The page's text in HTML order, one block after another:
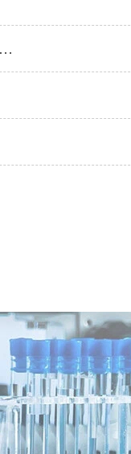
健康研究院朱书、王育才团队合作开发出新型口服抗生素递送载体